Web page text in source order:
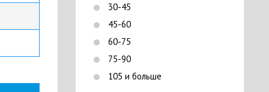
30-45
45-60
60-75
75-90
105 и больше